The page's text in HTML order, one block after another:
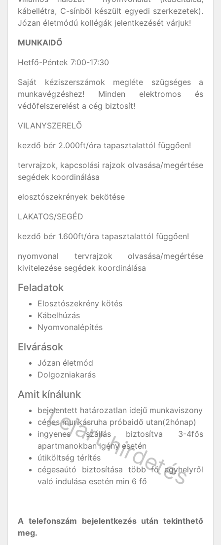
kábellétra, C-sínből készült egyedi szerkezetek).
Józan életmódú kollégák jelentkezését várjuk!
MUNKAIDŐ
Hetfő-Péntek 7:00-17:30
Saját kéziszerszámok megléte szügséges a
munkavégzéshez! Minden elektromos és
védőfelszerelést a cég biztosít!
VILANYSZERELŐ
kezdő bér 2.000ft/óra tapasztalattól függően!
tervrajzok, kapcsolási rajzok olvasása/megértése
segédek koordinálása
elosztószekrények bekötése
LAKATOS/SEGÉD
kezdő bér 1.600ft/óra tapasztalattól függően!
nyomvonal tervrajzok olvasása/megértése
kivitelezése segédek koordinálása
Feladatok
Elosztószekrény kötés
Kábelhúzás
Nyomvonalépítés
Elvárások
Józan életmód
Dolgozniakarás
Amit kínálunk
bejelentett határozatlan idejű munkaviszony
céges munkásruha próbaidő utan(2hónap)
ingyenes szállás biztosítva 3-4fős
apartmanokban igény esetén
útiköltség térítés
cégesaútó biztosítása több fő egyhelyről
való indulása esetén min 6 fő
A telefonszám bejelentkezés után tekinthető
meg.